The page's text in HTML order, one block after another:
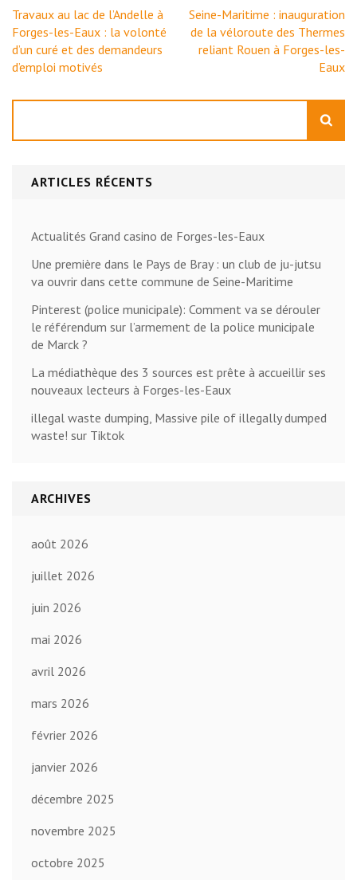
Navigation
de
l’article
Travaux au lac de l’Andelle à
Forges-les-Eaux : la volonté
d’un curé et des demandeurs
d’emploi motivés
Seine-Maritime : inauguration
de la véloroute des Thermes
reliant Rouen à Forges-les-
Eaux
ARTICLES RÉCENTS
Actualités Grand casino de Forges-les-Eaux
Une première dans le Pays de Bray : un club de ju-jutsu
va ouvrir dans cette commune de Seine-Maritime
Pinterest (police municipale): Comment va se dérouler
le référendum sur l’armement de la police municipale
de Marck ?
La médiathèque des 3 sources est prête à accueillir ses
nouveaux lecteurs à Forges-les-Eaux
illegal waste dumping, Massive pile of illegally dumped
waste! sur Tiktok
ARCHIVES
août 2026
juillet 2026
juin 2026
mai 2026
avril 2026
mars 2026
février 2026
janvier 2026
décembre 2025
novembre 2025
octobre 2025